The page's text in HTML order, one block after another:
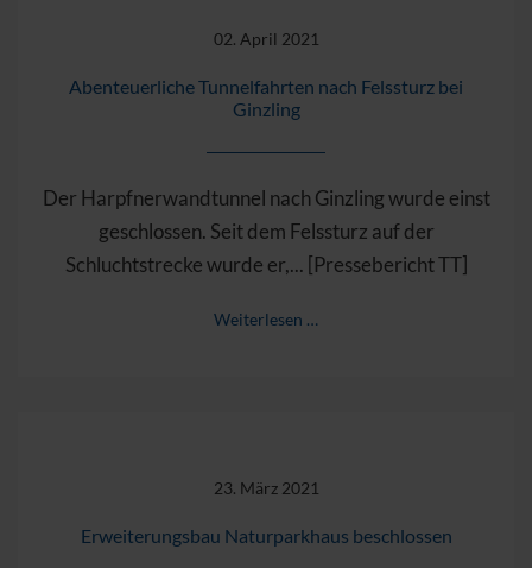
02. April 2021
Abenteuerliche Tunnelfahrten nach Felssturz bei
Ginzling
Der Harpfnerwandtunnel nach Ginzling wurde einst
geschlossen. Seit dem Felssturz auf der
Schluchtstrecke wurde er,... [Pressebericht TT]
Weiterlesen …
23. März 2021
Erweiterungsbau Naturparkhaus beschlossen